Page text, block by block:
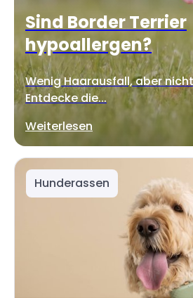
Sind Border Terrier
hypoallergen?
Wenig Haarausfall, aber
Entdecke die...
Weiterlesen
Hunderassen